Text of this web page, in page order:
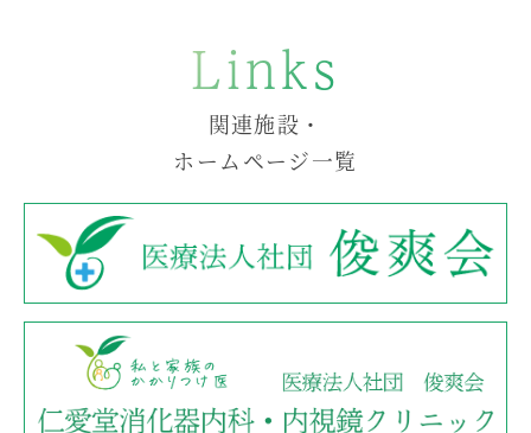
Links
関連施設・
ホームページ一覧